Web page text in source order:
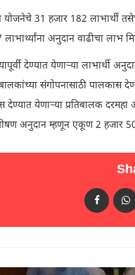
योजनेचे 31 हजार 182 लाभार्थी
अनुदान वाढीचा लाभ
देण्यात येणाऱ्या लाभार्थी
संगोपनासाठी पालकास
येणाऱ्या प्रतिबालक
अनुदान म्हणून एकूण 2 हजार